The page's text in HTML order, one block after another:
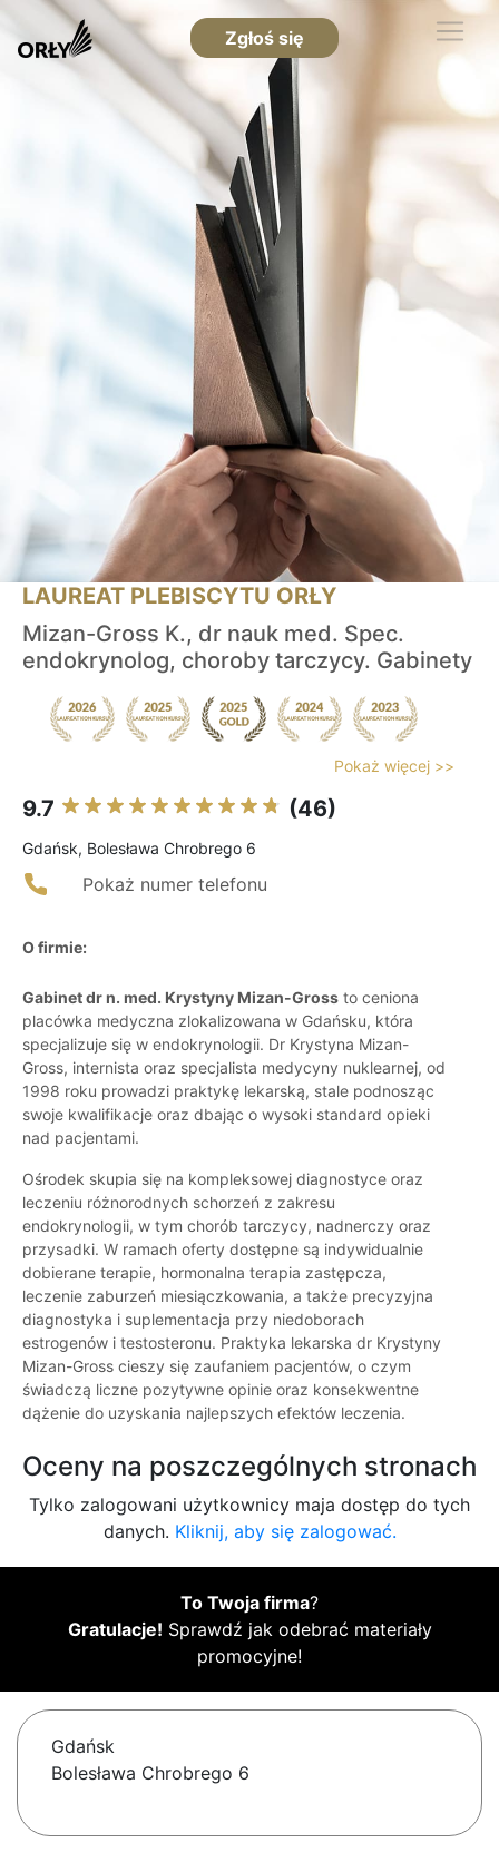
Zgłoś się
LAUREAT PLEBISCYTU ORŁY
Mizan-Gross K., dr nauk med. Spec.
endokrynolog, choroby tarczycy. Gabinety
Pokaż więcej >>
9.7 (46)
Gdańsk, Bolesława Chrobrego 6
Pokaż numer telefonu
O firmie:
Gabinet dr n. med. Krystyny Mizan-Gross to ceniona
placówka medyczna zlokalizowana w Gdańsku, która
specjalizuje się w endokrynologii. Dr Krystyna Mizan-
Gross, internista oraz specjalista medycyny nuklearnej, od
1998 roku prowadzi praktykę lekarską, stale podnosząc
swoje kwalifikacje oraz dbając o wysoki standard opieki
nad pacjentami.
Ośrodek skupia się na kompleksowej diagnostyce oraz
leczeniu różnorodnych schorzeń z zakresu
endokrynologii, w tym chorób tarczycy, nadnerczy oraz
przysadki. W ramach oferty dostępne są indywidualnie
dobierane terapie, hormonalna terapia zastępcza,
leczenie zaburzeń miesiączkowania, a także precyzyjna
diagnostyka i suplementacja przy niedoborach
estrogenów i testosteronu. Praktyka lekarska dr Krystyny
Mizan-Gross cieszy się zaufaniem pacjentów, o czym
świadczą liczne pozytywne opinie oraz konsekwentne
dążenie do uzyskania najlepszych efektów leczenia.
Oceny na poszczególnych stronach
Tylko zalogowani użytkownicy maja dostęp do tych
danych. Kliknij, aby się zalogować.
To Twoja firma?
Gratulacje! Sprawdź jak odebrać materiały
promocyjne!
Gdańsk
Bolesława Chrobrego 6